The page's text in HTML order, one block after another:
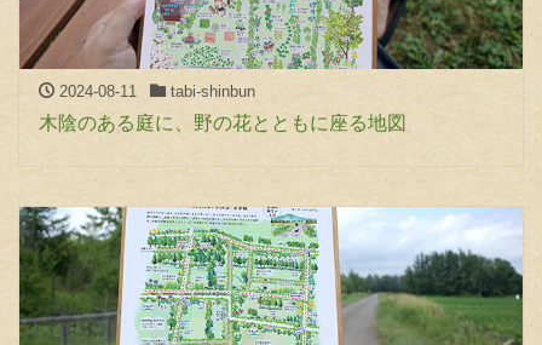
2024-08-11 tabi-shinbun
木陰のある庭に、野の花とともに座る地図